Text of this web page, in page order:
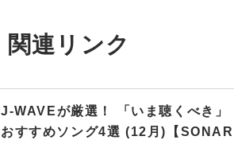
関連リンク
J-WAVEが厳選！ 「いま聴くべき」
おすすめソング4選 (12月)【SONAR